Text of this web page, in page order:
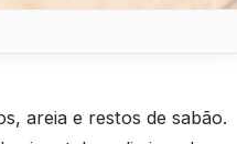
areia e restos de sabão.